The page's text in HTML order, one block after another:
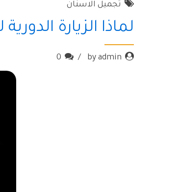
تجميل الاسنان
لماذا الزيارة
by admin
0